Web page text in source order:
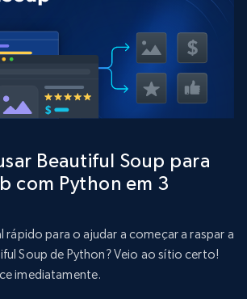
Beautiful Soup para
com Python em 3
rápido para o ajudar a começar a raspar a
Soup de Python? Veio ao sítio certo!
imediatamente.